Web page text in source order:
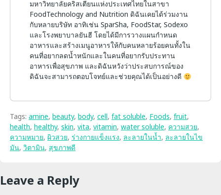
มหาวิทยาลัยคริสเตียนแห่งประเทศไทยในสาขา
FoodTechnology and Nutrition ดิฉันเคยได้ร่วมงาน
กับหลายบริษัท อาทิเช่น SparSha, FoodStar, Sodexo
และโรงพยาบาลยันฮี โดยได้มีการวางแผนกำหนด
อาหารและสร้างเมนูอาหารให้กับคนหลายร้อยคนทั้งใน
คนที่อยากลดน้ำหนักและในคนที่อยากรับประทาน
อาหารเพื่อสุขภาพ และดิฉันหวังว่าประสบการณ์ของ
ดิฉันจะสามารถตอบโจทย์และช่วยคุณได้เป็นอย่างดี
Tags: amine, beauty, body, cell, fat soluble, Foods, fruit,
health, healthy, skin, vita, vitamin, water soluble, ความสวย,
ความหมาย, ผิวสวย, ร่างกายแข็งแรง, ละลายในน้ำ, ละลายในไข
มัน, วิตามิน, สุขภาพดี
Leave a Reply